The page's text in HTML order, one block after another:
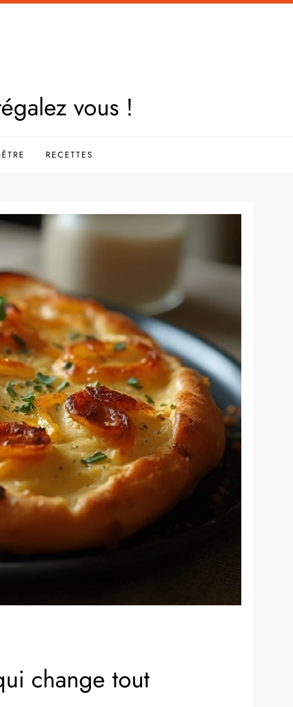
vous !
RECETTES
change tout